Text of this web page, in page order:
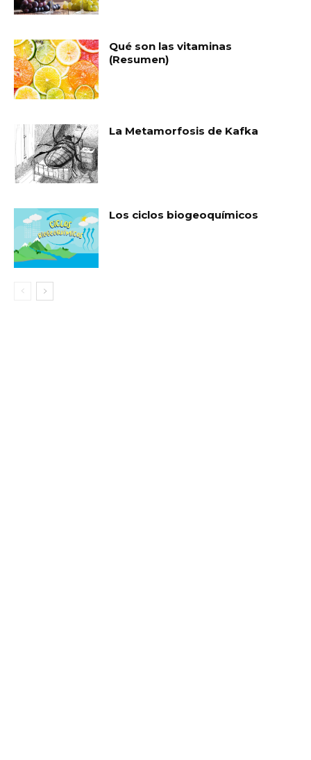
Qué son las vitaminas
(Resumen)
La Metamorfosis de Kafka
Los ciclos biogeoquímicos